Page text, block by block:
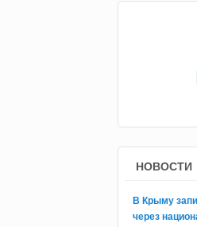
НОВОСТИ
В Крыму
через